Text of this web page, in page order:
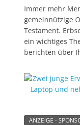
Immer mehr
gemeinnützige
Testament.
ein wichtiges
berichten über
ANZEIGE -